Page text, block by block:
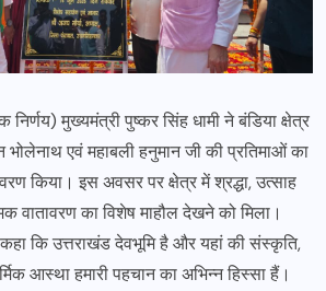
मुख्यमंत्री पुष्कर सिंह धामी ने बंडिया क्षेत्र
भोलेनाथ एवं महाबली हनुमान जी की प्रतिमाओं का
किया। इस अवसर पर क्षेत्र में श्रद्धा, उत्साह
वातावरण का विशेष माहौल देखने को मिला।
कि उत्तराखंड देवभूमि है और यहां की संस्कृति,
आस्था हमारी पहचान का अभिन्न हिस्सा हैं।